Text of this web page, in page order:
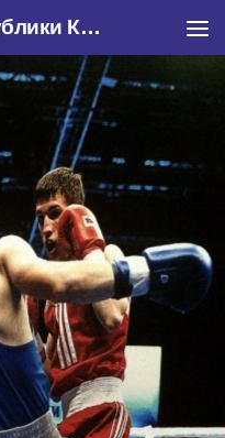
«Федерация бокса Республики Крым»